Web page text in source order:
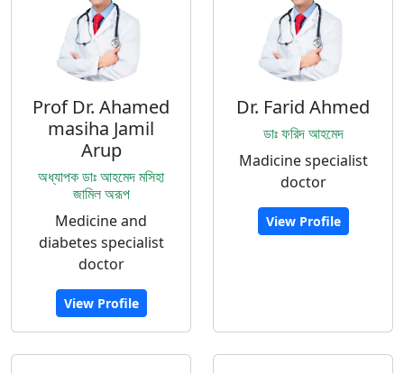
Prof Dr. Ahamed
masiha Jamil
Arup
অধ্যাপক ডাঃ আহমেদ মসিহা
জামিল অরূপ
Medicine and
diabetes specialist
doctor
View Profile
Dr. Farid Ahmed
ডাঃ ফরিদ আহমেদ
Madicine specialist
doctor
View Profile